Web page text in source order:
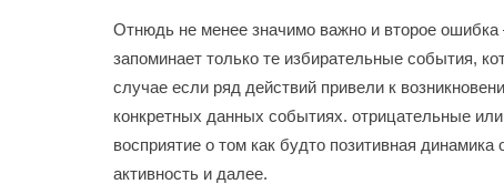
Отнюдь не менее значимо важно и второе
запоминает только те избирательные события,
случае если ряд действий привели к
конкретных данных событиях. отрицательные
восприятие о том как будто позитивная
активность и далее.